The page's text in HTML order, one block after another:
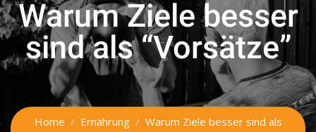
Warum Ziele besser
sind als “Vorsätze”
Home Ernährung
Warum Ziele besser sind als